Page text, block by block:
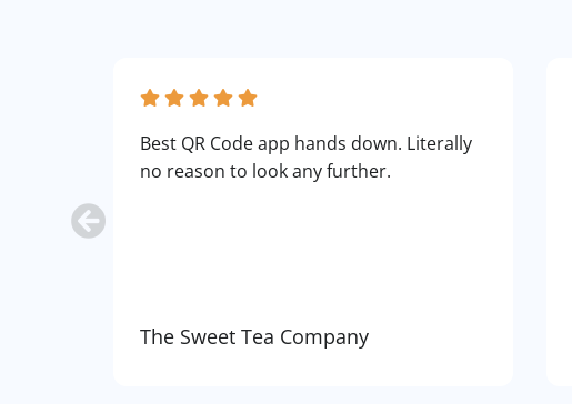
Best QR Code app hands down. Literally
no reason to look any further.
The Sweet Tea Company